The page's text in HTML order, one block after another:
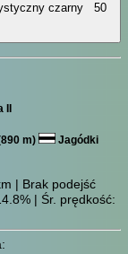
50
II
m)
Jagódki
| Brak podejść
| Śr. prędkość: